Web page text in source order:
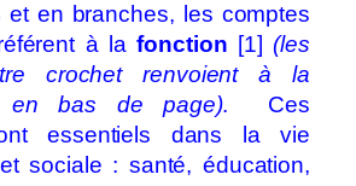
et en branches, les comptes
à lafonction [1](les
crochet renvoient à la
en bas de page). Ces
essentiels dans la vie
sociale : santé, éducation,